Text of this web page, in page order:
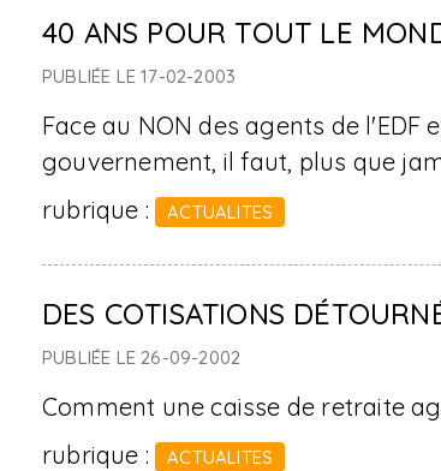
40 ANS POUR TOUT LE
PUBLIÉE LE 17-02-2003
Face au NON des agents de
gouvernement, il faut, plus que
rubrique : ACTUALITES
DES COTISATIONS
PUBLIÉE LE 26-09-2002
Comment une caisse de retraite
rubrique : ACTUALITES